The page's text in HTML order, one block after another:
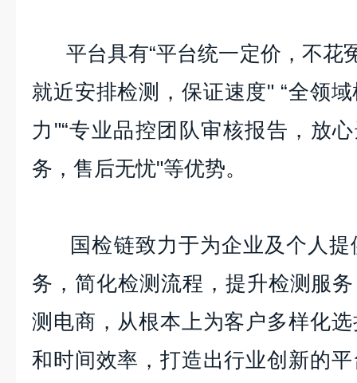
平台具有“平台统一定价，不花
就近安排检测，保证速度" “全领
力"“专业品控团队审核报告，放
务，售后无忧"等优势。
国检链致力于为企业及个人提
务，简化检测流程，提升检测服
测电商，从根本上为客户多样化
和时间效率，打造出行业创新的